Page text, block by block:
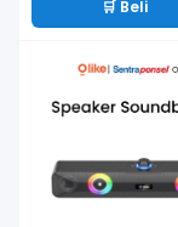
🛒 Beli